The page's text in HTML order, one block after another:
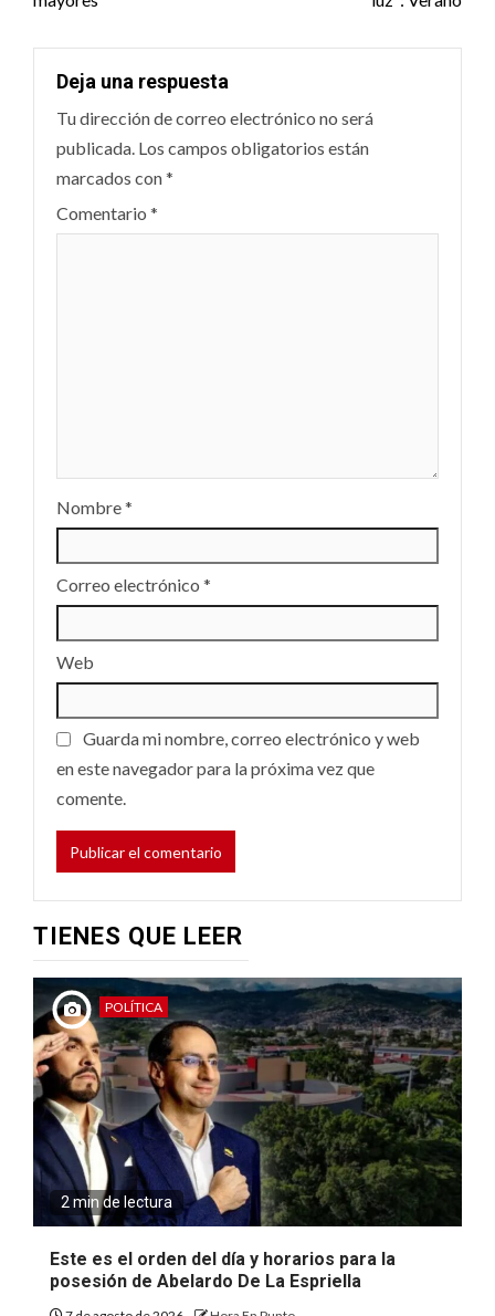
Deja una respuesta
Tu dirección de correo electrónico no será
publicada. Los campos obligatorios están
marcados con*
Comentario *
Nombre*
Correo electrónico *
Web
Guarda mi nombre, correo electrónico y web
en este navegador para la próxima vez que
comente.
TIENES QUE LEER
POLÍTICA
2 min de lectura
Este es el orden del día y horarios para la
posesión de Abelardo De La Espriella